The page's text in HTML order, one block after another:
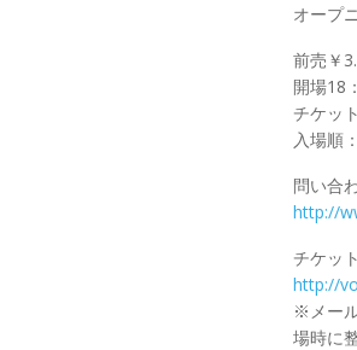
オープ
前売￥
開場18
チケッ
入場順
問い合
http://
チケッ
http://
※メー
場時に